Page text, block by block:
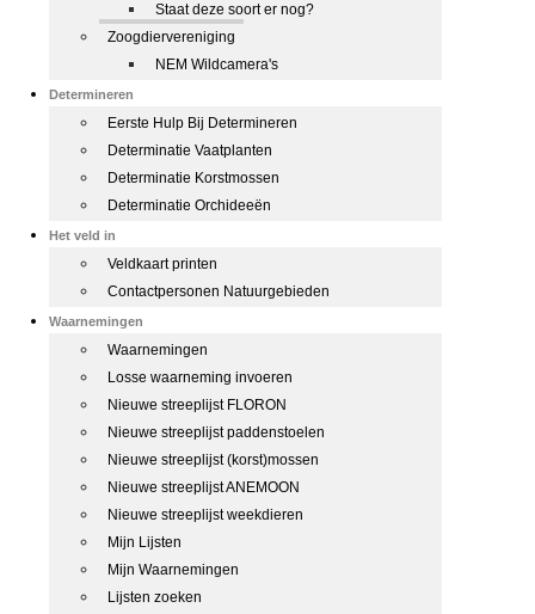
Staat deze soort er nog?
Zoogdiervereniging
NEM Wildcamera's
Determineren
Eerste Hulp Bij Determineren
Determinatie Vaatplanten
Determinatie Korstmossen
Determinatie Orchideeën
Het veld in
Veldkaart printen
Contactpersonen Natuurgebieden
Waarnemingen
Waarnemingen
Losse waarneming invoeren
Nieuwe streeplijst FLORON
Nieuwe streeplijst paddenstoelen
Nieuwe streeplijst (korst)mossen
Nieuwe streeplijst ANEMOON
Nieuwe streeplijst weekdieren
Mijn Lijsten
Mijn Waarnemingen
Lijsten zoeken